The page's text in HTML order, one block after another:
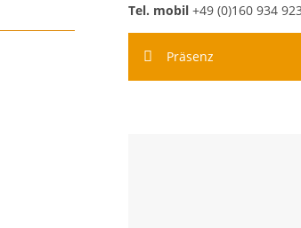
Tel. mobil +49 (0)160 934
Präsenz